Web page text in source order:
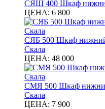
СЯШ 400 Шкаф
ЦЕНА: 6 800
СЯБ 500 Шкаф нижний
Скала
ЦЕНА: 48 000
СМЯ 500 Шкаф
Скала
ЦЕНА: 7 900